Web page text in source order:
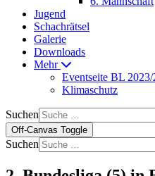
Jugend
Schachrätsel
Galerie
Downloads
Mehr
Eventseite BL 2023/
Klimaschutz
Suchen
Off-Canvas Toggle
Suchen